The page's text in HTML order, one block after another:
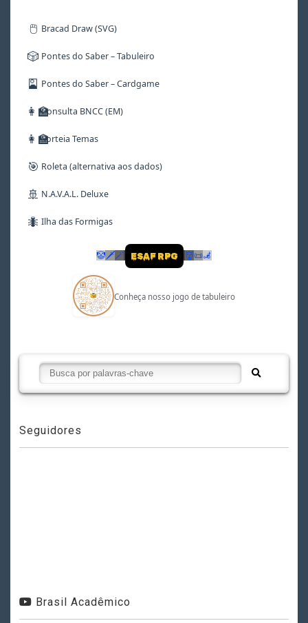
🖱️ Bracad Draw (SVG)
🎲 Pontes do Saber – Tabuleiro
🎴 Pontes do Saber – Cardgame
👩‍🏫Consulta BNCC (EM)
👩‍🏫Sorteia Temas
🎯 Roleta (alternativa aos dados)
🚢 N.A.V.A.L. Deluxe
🐜 Ilha das Formigas
🤡 🗡🪄 ESAF RPG 👹📜🦼
Conheça nosso jogo de tabuleiro
Seguidores
Brasil Acadêmico